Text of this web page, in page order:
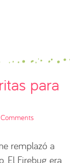
para
remplazó a
El Firebug era